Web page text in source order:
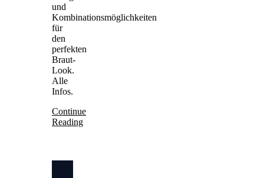
und
Kombinationsmöglichkeiten
für
den
perfekten
Braut-
Look.
Alle
Infos.
Continue
Reading